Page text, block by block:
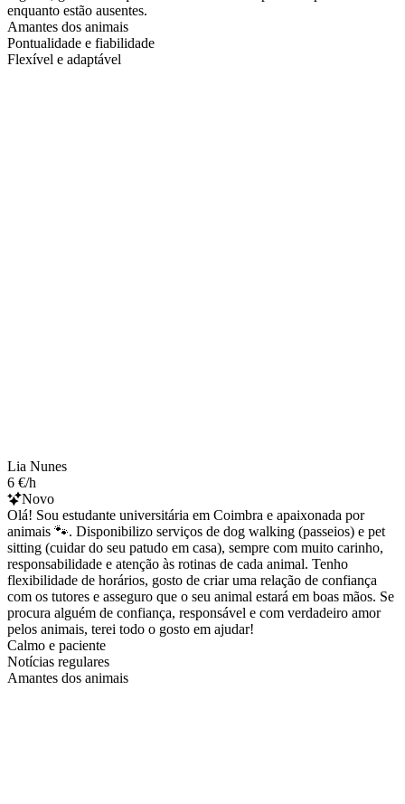
enquanto estão ausentes.
Amantes dos animais
Pontualidade e fiabilidade
Flexível e adaptável
Lia Nunes
6 €/h
Novo
Olá! Sou estudante universitária em Coimbra e apaixonada por
animais 🐾. Disponibilizo serviços de dog walking (passeios) e pet
sitting (cuidar do seu patudo em casa), sempre com muito carinho,
responsabilidade e atenção às rotinas de cada animal. Tenho
flexibilidade de horários, gosto de criar uma relação de confiança
com os tutores e asseguro que o seu animal estará em boas mãos. Se
procura alguém de confiança, responsável e com verdadeiro amor
pelos animais, terei todo o gosto em ajudar!
Calmo e paciente
Notícias regulares
Amantes dos animais